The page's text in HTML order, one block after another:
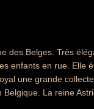
des Belges. Très
enfants en rue. Elle
une grande
La reine